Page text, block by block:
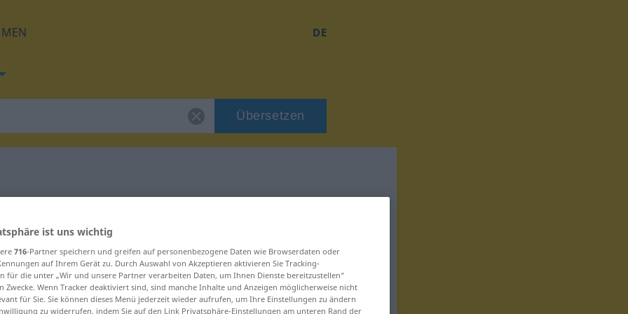
DE
Übersetzen
für "pazguato"
ist uns wichtig
716-Partner speichern und greifen auf personenbezogene Daten wie Browserdaten oder
auf Ihrem Gerät zu. Durch Auswahl von Akzeptieren aktivieren Sie Tracking-
für die unter „Wir und unsere Partner verarbeiten Daten, um Ihnen Dienste bereitzustellen“
Zwecke. Wenn Tracker deaktiviert sind, sind manche Inhalte und Anzeigen möglicherweise nicht
für Sie. Sie können dieses Menü jederzeit wieder aufrufen, um Ihre Einstellungen zu ändern
zu widerrufen, indem Sie auf den Link Privatsphäre-Einstellungen am unteren Rand der